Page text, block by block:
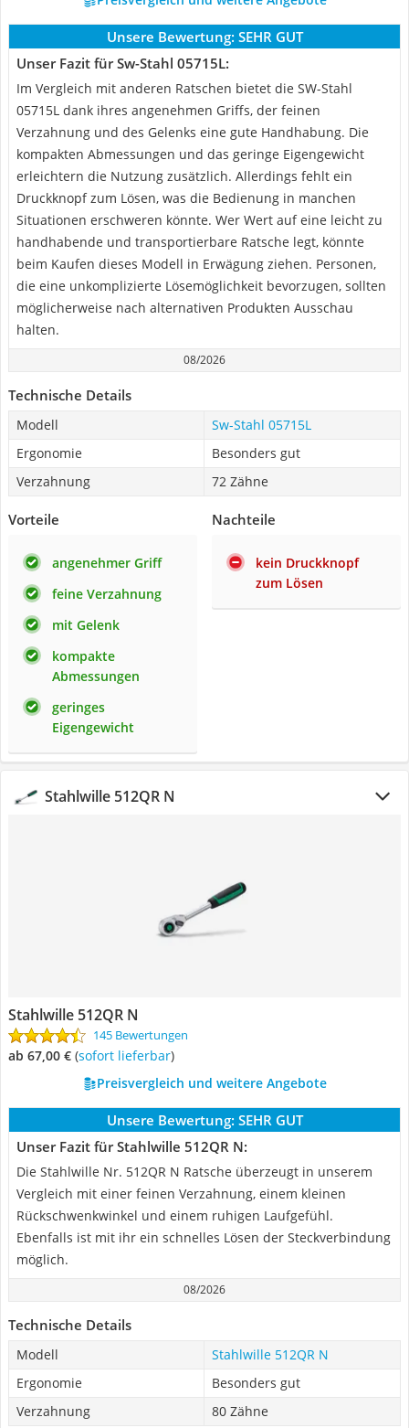
Unsere Bewertung: SEHR GUT
Unser Fazit für Sw-Stahl 05715L:
Im Vergleich mit anderen Ratschen bietet die SW-Stahl
05715L dank ihres angenehmen Griffs, der feinen
Verzahnung und des Gelenks eine gute Handhabung. Die
kompakten Abmessungen und das geringe Eigengewicht
erleichtern die Nutzung zusätzlich. Allerdings fehlt ein
Druckknopf zum Lösen, was die Bedienung in manchen
Situationen erschweren könnte. Wer Wert auf eine leicht zu
handhabende und transportierbare Ratsche legt, könnte
beim Kaufen dieses Modell in Erwägung ziehen. Personen,
die eine unkomplizierte Lösemöglichkeit bevorzugen, sollten
möglicherweise nach alternativen Produkten Ausschau
halten.
08/2026
Technische Details
Modell
Sw-Stahl 05715L
Ergonomie
Besonders gut
Verzahnung
72 Zähne
Vorteile
angenehmer Griff
feine Verzahnung
mit Gelenk
kompakte
Abmessungen
geringes
Eigengewicht
Nachteile
kein Druckknopf
zum Lösen
Stahlwille 512QR N
Stahlwille 512QR N
145 Bewertungen
ab 67,00 € ( Sofort lieferbar)
Preisvergleich und weitere Angebote
Unsere Bewertung: SEHR GUT
Unser Fazit für Stahlwille 512QR N:
Die Stahlwille Nr. 512QR N Ratsche überzeugt in unserem
Vergleich mit einer feinen Verzahnung, einem kleinen
Rückschwenkwinkel und einem ruhigen Laufgefühl.
Ebenfalls ist mit ihr ein schnelles Lösen der Steckverbindung
möglich.
08/2026
Technische Details
Modell
Stahlwille 512QR N
Ergonomie
Besonders gut
Verzahnung
80 Zähne